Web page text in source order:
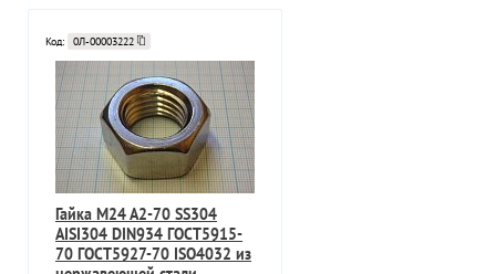
Код: 0Л-00003222
Гайка M24 A2-70 SS304
AISI304 DIN934 ГОСТ5915-
70 ГОСТ5927-70 ISO4032 из